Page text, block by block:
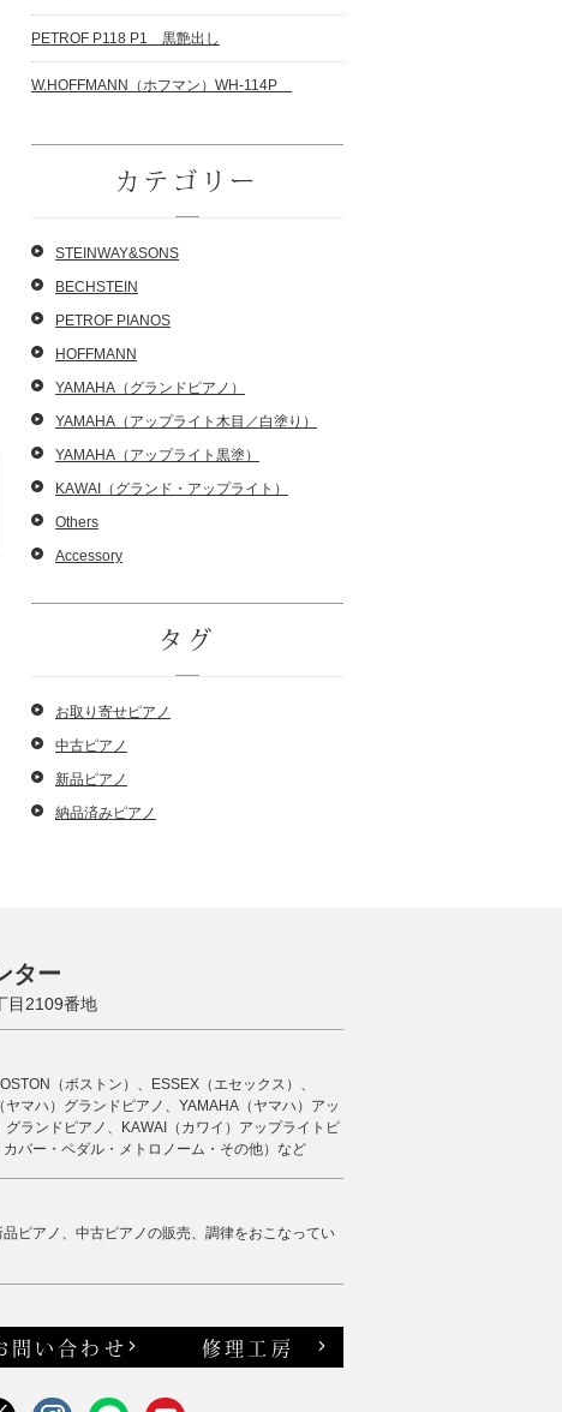
PETROF P118 P1 黒艶出し
W.HOFFMANN（ホフマン）WH-114P
カテゴリー
STEINWAY&SONS
BECHSTEIN
PETROF PIANOS
HOFFMANN
YAMAHA（グランドピアノ）
YAMAHA（アップライト木目／白塗り）
YAMAHA（アップライト黒塗）
KAWAI（グランド・アップライト）
Others
Accessory
タグ
お取り寄せピアノ
中古ピアノ
新品ピアノ
納品済みピアノ
ター
目2109番地
（ボストン）、ESSEX（エセックス）、
マハ）グランドピアノ、YAMAHA（ヤマハ）アッ
ランドピアノ、KAWAI（カワイ）アップライトピ
バー・ペダル・メトロノーム・その他）など
ピアノ、中古ピアノの販売、調律をおこなってい
問い合わせ 修理工房